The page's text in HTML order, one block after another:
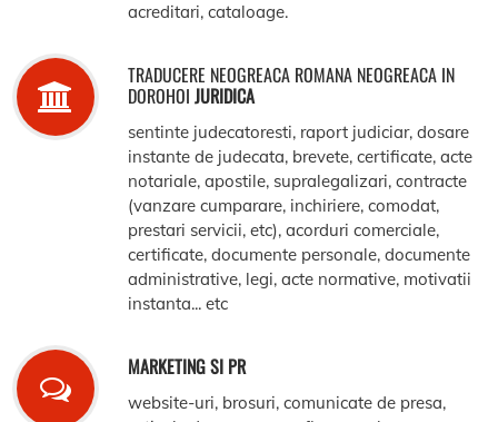
acreditari, cataloage.
TRADUCERE NEOGREACA ROMANA NEOGREACA IN
DOROHOI JURIDICA
sentinte judecatoresti, raport judiciar, dosare
instante de judecata, brevete, certificate, acte
notariale, apostile, supralegalizari, contracte
(vanzare cumparare, inchiriere, comodat,
prestari servicii, etc), acorduri comerciale,
certificate, documente personale, documente
administrative, legi, acte normative, motivatii
instanta... etc
MARKETING SI PR
website-uri, brosuri, comunicate de presa,